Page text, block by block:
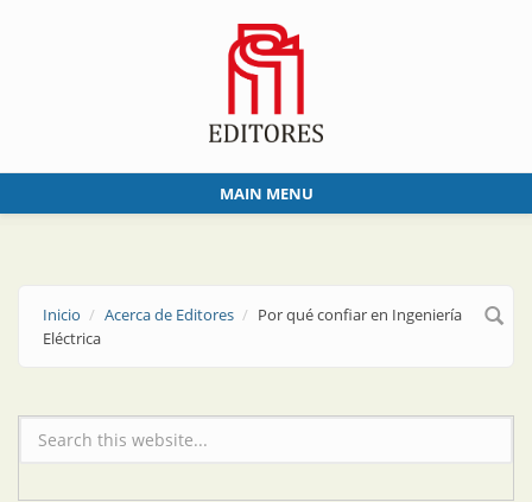
MAIN MENU
Inicio Acerca de Editores
Por qué confiar en Ingeniería
Eléctrica
Formulario de búsqueda